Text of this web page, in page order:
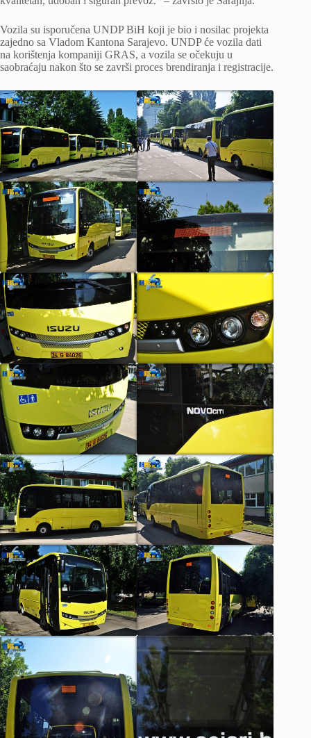
Vozila su isporučena UNDP BiH koji je bio i nosilac projekta
zajedno sa Vladom Kantona Sarajevo. UNDP će vozila dati
na korištenja kompaniji GRAS, a vozila se očekuju u
saobraćaju nakon što se završi proces brendiranja i registracije.